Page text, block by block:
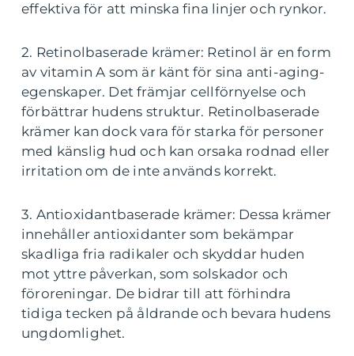
effektiva för att minska fina linjer och rynkor.
2. Retinolbaserade krämer: Retinol är en form
av vitamin A som är känt för sina anti-aging-
egenskaper. Det främjar cellförnyelse och
förbättrar hudens struktur. Retinolbaserade
krämer kan dock vara för starka för personer
med känslig hud och kan orsaka rodnad eller
irritation om de inte används korrekt.
3. Antioxidantbaserade krämer: Dessa krämer
innehåller antioxidanter som bekämpar
skadliga fria radikaler och skyddar huden
mot yttre påverkan, som solskador och
föroreningar. De bidrar till att förhindra
tidiga tecken på åldrande och bevara hudens
ungdomlighet.